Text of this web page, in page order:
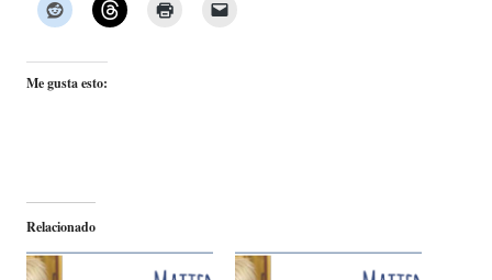
Me gusta esto:
Relacionado